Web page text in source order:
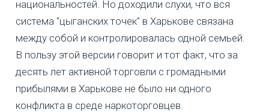
национальностей. Но доходили слухи, что вся
система "цыганских точек" в Харькове связана
между собой и контролировалась одной семьей.
В пользу этой версии говорит и тот факт, что за
десять лет активной торговли с громадными
прибылями в Харькове не было ни одного
конфликта в среде наркоторговцев.